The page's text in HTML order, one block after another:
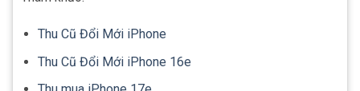
Thu Cũ Đổi Mới iPhone
Thu Cũ Đổi Mới iPhone 16e